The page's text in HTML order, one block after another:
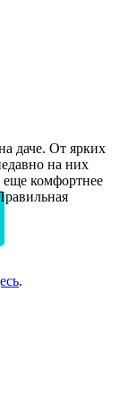
даче. От ярких
на них
еще комфортнее
.